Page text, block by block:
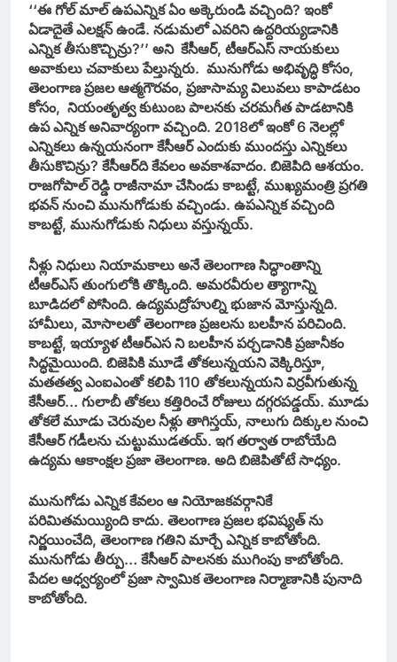
‘‘ఈ గోల్‌ మాల్‌ ఉపఎన్నిక ఏం అక్కెరుండి వచ్చింది? ఇంకో
ఏడాదైతే ఎలక్షన్‌ ఉండే. నడుమలో ఎవరిని ఉద్దరియ్యడానికి
ఎన్నిక తీసుకొచ్చిన్రు?’’ అని కేసీఆర్‌, టీఆర్‌ఎస్‌ నాయకులు
అవాకులు చవాకులు పేల్తున్నరు. మునుగోడు అభివృద్ధి కోసం,
తెలంగాణ ప్రజల ఆత్మగౌరవం, ప్రజాసామ్య విలువలు కాపాడటం
కోసం, నియంతృత్వ కుటుంబ పాలనకు చరమగీత పాడటానికి
ఉప ఎన్నిక అనివార్యంగా వచ్చింది. 2018లో ఇంకో 6 నెలల్లో
ఎన్నికలు ఉన్నయనంగా కేసీఆర్‌ ఎందుకు ముందస్తు ఎన్నికలు
తీసుకొచిన్రు? కేసీఆర్‌ది కేవలం అవకాశవాదం. బిజెపిది ఆశయం.
రాజగోపాల్‌ రెడ్డి రాజీనామా చేసిండు కాబట్టే, ముఖ్యమంత్రి ప్రగతి
భవన్‌ నుంచి మునుగోడుకు వచ్చిండు. ఉపఎన్నిక వచ్చింది
కాబట్టే, మునుగోడుకు నిధులు వస్తున్నయ్‌.
నీళ్లు నిధులు నియామకాలు అనే తెలంగాణ సిద్ధాంతాన్ని
టీఆర్‌ఎస్‌ తుంగులోకి తొక్కింది. అమరవీరుల త్యాగాన్ని
బూడిదలో పోసింది. ఉద్యమద్రోహుల్ని భుజాన మోస్తున్నది.
హామీలు, మోసాలతో తెలంగాణ ప్రజలను బలహీన పరిచింది.
కాబట్టే, ఇయ్యాళ టీఆర్‌ఎస ని బలహీన పర్చడానికి ప్రజానీకం
సిద్ధమైయింది. బిజెపికి మూడే తోకలున్నయని వెక్కిరిస్తూ,
మతతత్వ ఎంఐఎంతో కలిపి 110 తోకలున్నయని విర్రవీగుతున్న
కేసీఆర్‌… గులాబీ తోకలు కత్తిరించే రోజులు దగ్గరపడ్డయ్‌. మూడు
తోకలే మూడు చెరువుల నీళ్లు తాగిస్తయ్‌, నాలుగు దిక్కుల నుంచి
కేసీఆర్‌ గడీలను చుట్టుముడతయ్‌. ఇగ తర్వాత రాబోయేది
ఉద్యమ ఆకాంక్షల ప్రజా తెలంగాణ. అది బిజెపితోటే సాధ్యం.
మునుగోడు ఎన్నిక కేవలం ఆ నియోజకవర్గానికే
పరిమితమయ్యింది కాదు. తెలంగాణ ప్రజల భవిష్యత్‌ ను
నిర్ణయించేది, తెలంగాణ గతిని మార్చే ఎన్నిక కాబోతోంది.
మునుగోడు తీర్పు… కేసీఆర్‌ పాలనకు ముగింపు కాబోతోంది.
పేదల ఆధ్వర్యంలో ప్రజా స్వామిక తెలంగాణ నిర్మాణానికి పునాది
కాబోతోంది.